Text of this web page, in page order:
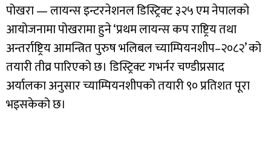
पोखरा — लायन्स इन्टरनेशनल डिस्ट्रिक्ट ३२५ एम नेपालको
आयोजनामा पोखरामा हुने ‘प्रथम लायन्स कप राष्ट्रिय तथा
अन्तर्राष्ट्रिय आमन्त्रित पुरुष भलिबल च्याम्पियनशीप–२०८२’ को
तयारी तीव्र पारिएको छ। डिस्ट्रिक्ट गभर्नर चण्डीप्रसाद
अर्यालका अनुसार च्याम्पियनशीपको तयारी ९० प्रतिशत पूरा
भइसकेको छ।